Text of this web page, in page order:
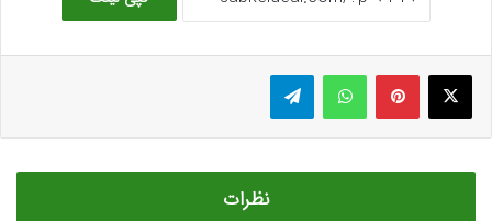
ایکس پینتریستواتس آپ تلگرام
نظرات